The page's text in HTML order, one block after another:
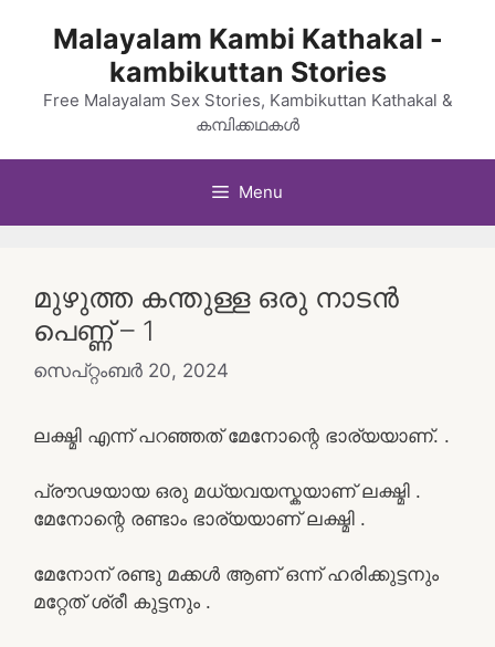
Malayalam Kambi Kathakal -
kambikuttan Stories
Free Malayalam Sex Stories, Kambikuttan Kathakal &
കമ്പിക്കഥകൾ
Menu
മുഴുത്ത കന്തുള്ള ഒരു നാടൻ
പെണ്ണ് – 1
സെപ്റ്റംബർ 20, 2024
ലക്ഷ്മി എന്ന് പറഞ്ഞത് മേനോന്റെ ഭാര്യയാണ്. .
പ്രൗഢയായ ഒരു മധ്യവയസ്കയാണ് ലക്ഷ്മി .
മേനോന്റെ രണ്ടാം ഭാര്യയാണ് ലക്ഷ്മി .
മേനോന് രണ്ടു മക്കൾ ആണ് ഒന്ന് ഹരിക്കുട്ടനും
മറ്റേത് ശ്രീ കുട്ടനും .